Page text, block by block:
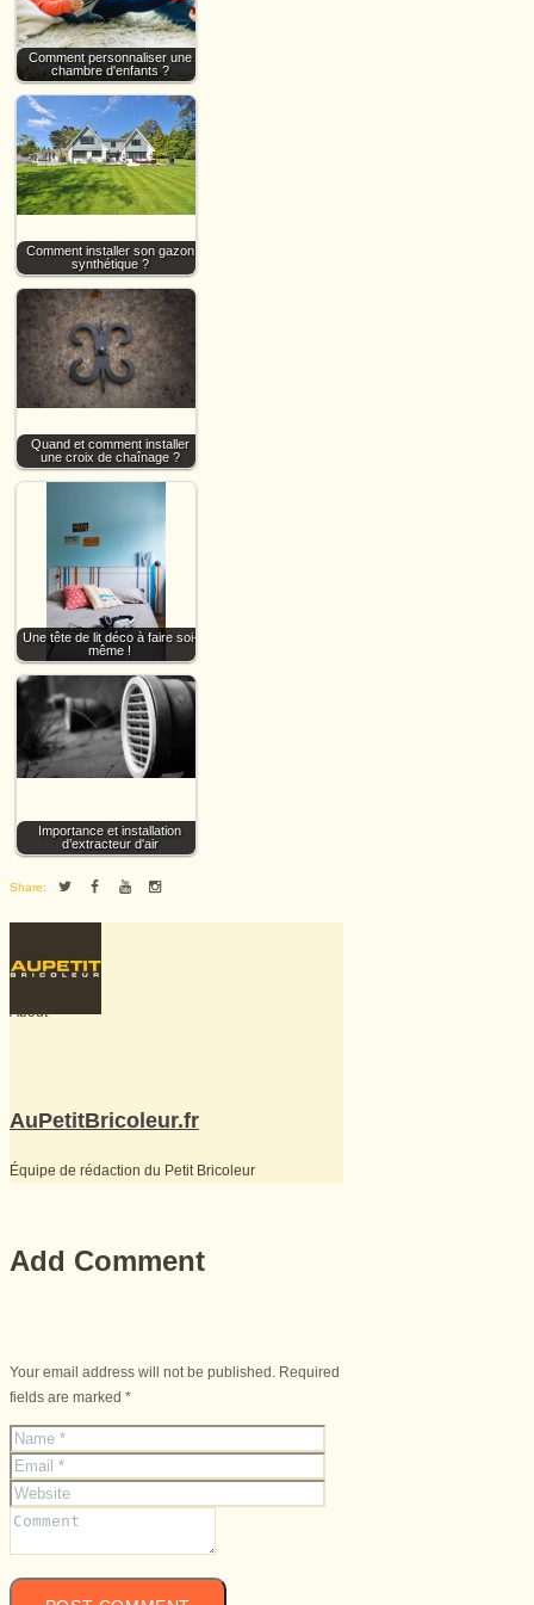
Comment personnaliser une
chambre d'enfants ?
Comment installer son gazon
synthétique ?
Quand et comment installer
une croix de chaînage ?
Une tête de lit déco à faire soi-
même !
Importance et installation
d’extracteur d'air
Share:
About
AuPetitBricoleur.fr
Équipe de rédaction du Petit Bricoleur
Add Comment
Your email address will not be published. Required
fields are marked *